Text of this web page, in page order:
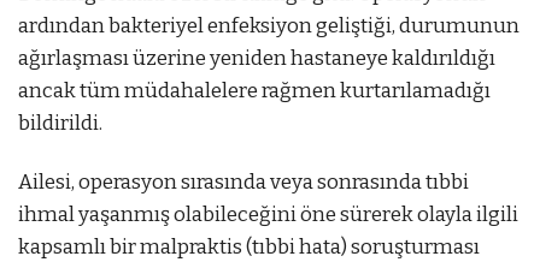
ardından bakteriyel enfeksiyon geliştiği, durumunun
ağırlaşması üzerine yeniden hastaneye kaldırıldığı
ancak tüm müdahalelere rağmen kurtarılamadığı
bildirildi.
Ailesi, operasyon sırasında veya sonrasında tıbbi
ihmal yaşanmış olabileceğini öne sürerek olayla ilgili
kapsamlı bir malpraktis (tıbbi hata) soruşturması